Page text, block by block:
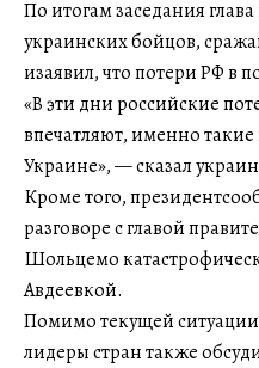
По итогам заседания
украинских бойцов,
изаявил, что потери РФ в
«В эти дни российские
впечатляют, именно
Украине», — сказал
Кроме того,
разговоре с главой
Шольцемо
Авдеевкой.
Помимо текущей
лидеры стран также